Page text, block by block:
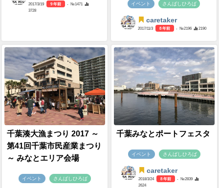
2017/3/19 9 年前
- №1471
3728
イベント さんばしひろば
caretaker
2017/11/3 8 年前 - №2196 2190
千葉湊大漁まつり 2017 ～
第41回千葉市民産業まつり
～ みなとエリア会場
イベント さんばしひろば
千葉みなとポートフェスタ
イベント さんばしひろば
caretaker
2018/3/24 8 年前
- №2839
2624